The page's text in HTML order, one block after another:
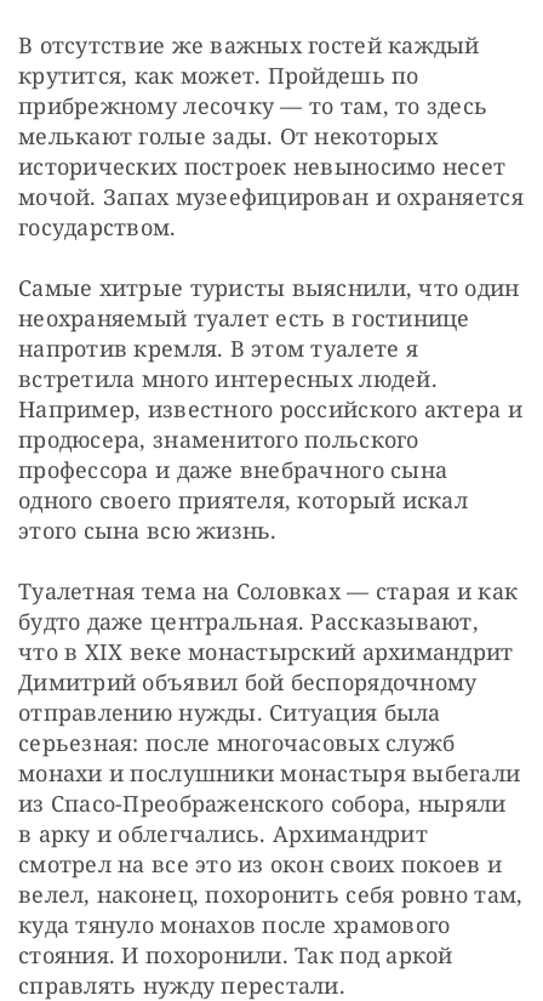
В отсутствие же важных гостей каждый
крутится, как может. Пройдешь по
прибрежному лесочку — ​то там, то здесь
мелькают голые зады. От некоторых
исторических построек невыносимо несет
мочой. Запах музеефицирован и охраняется
государством.
Самые хитрые туристы выяснили, что один
неохраняемый туалет есть в гостинице
напротив кремля. В этом туалете я
встретила много интересных людей.
Например, известного российского актера и
продюсера, знаменитого польского
профессора и даже внебрачного сына
одного своего приятеля, который искал
этого сына всю жизнь.
Туалетная тема на Соловках — ​старая и как
будто даже центральная. Рассказывают,
что в XIX веке монастырский архимандрит
Димитрий объявил бой беспорядочному
отправлению нужды. Ситуация была
серьезная: после многочасовых служб
монахи и послушники монастыря выбегали
из Спасо-Преображенского собора, ныряли
в арку и облегчались. Архимандрит
смотрел на все это из окон своих покоев и
велел, наконец, похоронить себя ровно там,
куда тянуло монахов после храмового
стояния. И похоронили. Так под аркой
справлять нужду перестали.